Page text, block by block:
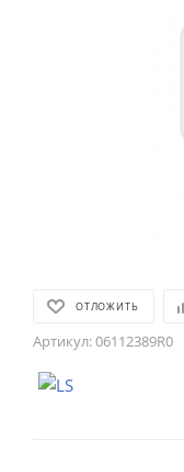
ОТЛОЖИТЬ
Артикул:06112389R0